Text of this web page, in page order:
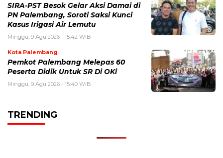
SIRA-PST Besok Gelar Aksi Damai di
PN Palembang, Soroti Saksi Kunci
Kasus Irigasi Air Lemutu
Minggu, 9 Agu 2026 - 15:42 WIB
Kota Palembang
Pemkot Palembang Melepas 60
Peserta Didik Untuk SR Di OKi
Minggu, 9 Agu 2026 - 15:40 WIB
TRENDING